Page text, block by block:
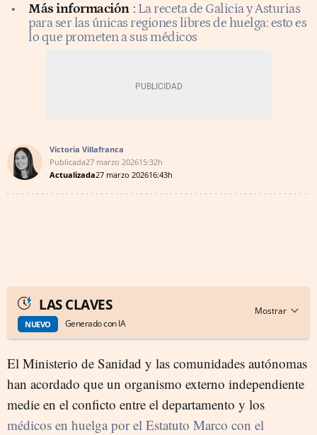
Más información : La receta de Galicia y Asturias
para ser las únicas regiones libres de huelga: esto es
lo que prometen a sus médicos
Victoria Villafranca
Publicada27 marzo 202615:32h
Actualizada27 marzo 202616:43h
LAS CLAVES
NUEVO Generado con IA
El Ministerio de Sanidad y las comunidades autónomas
han acordado que un organismo externo independiente
medie en el conficto entre el departamento y los
médicos en huelga por el Estatuto Marco con el